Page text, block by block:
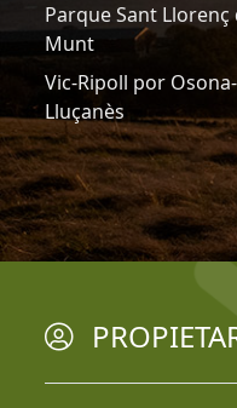
Parque Sant Llorenç
Munt
Vic-Ripoll por Osona-
Lluçanès